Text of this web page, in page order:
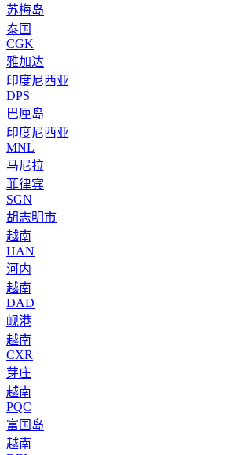
苏梅岛
泰国
CGK
雅加达
印度尼西亚
DPS
巴厘岛
印度尼西亚
MNL
马尼拉
菲律宾
SGN
胡志明市
越南
HAN
河内
越南
DAD
岘港
越南
CXR
芽庄
越南
PQC
富国岛
越南